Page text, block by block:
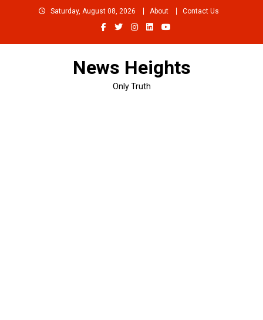
Saturday, August 08, 2026 About Contact Us
News Heights
Only Truth